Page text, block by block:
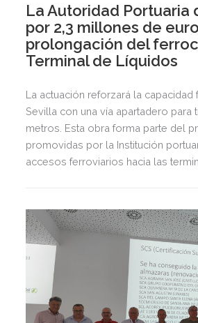
La Autoridad Portuaria
por 2,3 millones de
prolongación del
Terminal de Líquidos
La actuación reforzará la
Sevilla con una vía apartadero para
metros. Esta obra forma parte del
promovidas por la Institución
accesos ferroviarios hacia las